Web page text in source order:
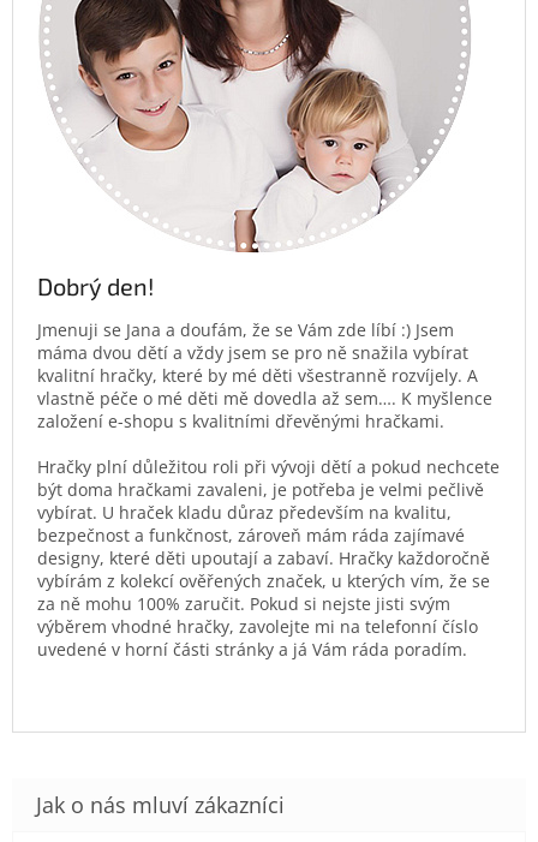
Dobrý den!
Jmenuji se Jana a doufám, že se Vám zde líbí :) Jsem
máma dvou dětí a vždy jsem se pro ně snažila vybírat
kvalitní hračky, které by mé děti všestranně rozvíjely. A
vlastně péče o mé děti mě dovedla až sem…. K myšlence
založení e-shopu s kvalitními dřevěnými hračkami.
Hračky plní důležitou roli při vývoji dětí a pokud nechcete
být doma hračkami zavaleni, je potřeba je velmi pečlivě
vybírat. U hraček kladu důraz především na kvalitu,
bezpečnost a funkčnost, zároveň mám ráda zajímavé
designy, které děti upoutají a zabaví. Hračky každoročně
vybírám z kolekcí ověřených značek, u kterých vím, že se
za ně mohu 100% zaručit. Pokud si nejste jisti svým
výběrem vhodné hračky, zavolejte mi na telefonní číslo
uvedené v horní části stránky a já Vám ráda poradím.